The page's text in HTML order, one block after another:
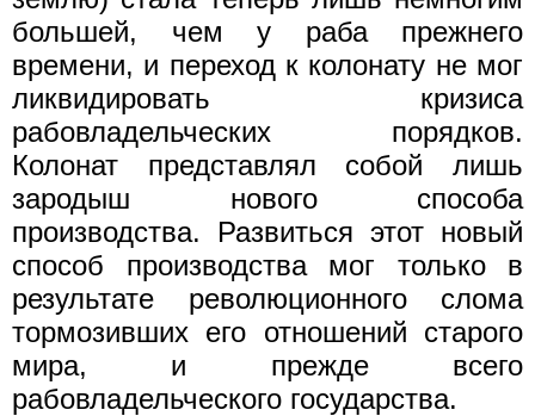
большей, чем у раба прежнего
времени, и переход к колонату не мог
ликвидировать кризиса
рабовладельческих порядков.
Колонат представлял собой лишь
зародыш нового способа
производства. Развиться этот новый
способ производства мог только в
результате революционного слома
тормозивших его отношений старого
мира, и прежде всего
рабовладельческого государства.